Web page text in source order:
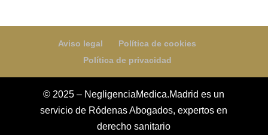
Aviso legal
Política de cookies
Política de privacidad
© 2025 – NegligenciaMedica.Madrid es un
servicio de Ródenas Abogados, expertos en
derecho sanitario